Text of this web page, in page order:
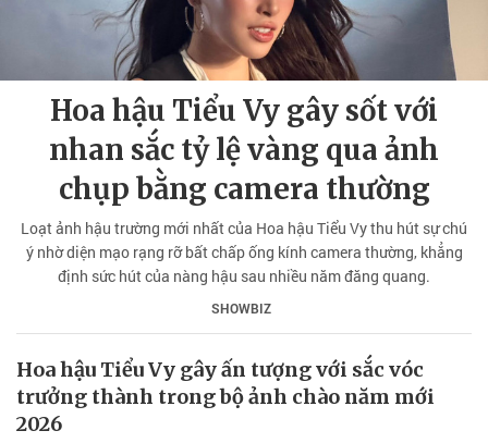
Hoa hậu Tiểu Vy gây sốt với
nhan sắc tỷ lệ vàng qua ảnh
chụp bằng camera thường
Loạt ảnh hậu trường mới nhất của Hoa hậu Tiểu Vy thu hút sự chú
ý nhờ diện mạo rạng rỡ bất chấp ống kính camera thường, khẳng
định sức hút của nàng hậu sau nhiều năm đăng quang.
SHOWBIZ
Hoa hậu Tiểu Vy gây ấn tượng với sắc vóc
trưởng thành trong bộ ảnh chào năm mới
2026